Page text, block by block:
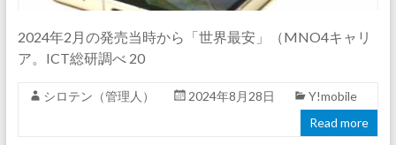
2024年2月の発売当時から「世界最安」（MNO4キャリ
ア。ICT総研調べ 20
シロテン（管理人） 2024年8月28日
Y!mobile
Read more